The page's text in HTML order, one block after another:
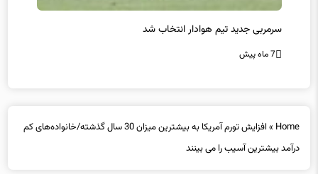
سرمربی جدید تیم هوادار انتخاب شد
7 ماه پیش
درآمد بیشترین آسیب را می بینند